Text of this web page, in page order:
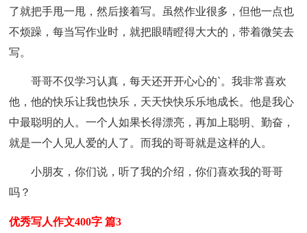
了就把手甩一甩，然后接着写。虽然作业很多，但他一点也
不烦躁，每当写作业时，就把眼晴瞪得大大的，带着微笑去
写。
哥哥不仅学习认真，每天还开开心心的`。我非常喜欢
他，他的快乐让我也快乐，天天快快乐乐地成长。他是我心
中最聪明的人。一个人如果长得漂亮，再加上聪明、勤奋，
就是一个人见人爱的人了。而我的哥哥就是这样的人。
小朋友，你们说，听了我的介绍，你们喜欢我的哥哥
吗？
优秀写人作文400字 篇3